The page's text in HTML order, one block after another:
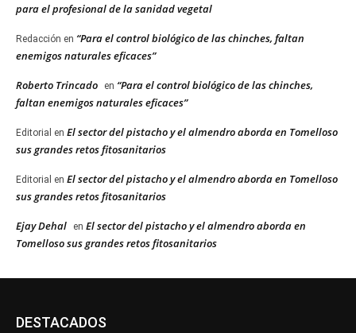
para el profesional de la sanidad vegetal
Redacción en “Para el control biológico de las chinches, faltan
enemigos naturales eficaces”
Roberto Trincado en “Para el control biológico de las chinches,
faltan enemigos naturales eficaces”
Editorial en El sector del pistacho y el almendro aborda en Tomelloso
sus grandes retos fitosanitarios
Editorial en El sector del pistacho y el almendro aborda en Tomelloso
sus grandes retos fitosanitarios
Ejay Dehal en El sector del pistacho y el almendro aborda en
Tomelloso sus grandes retos fitosanitarios
DESTACADOS